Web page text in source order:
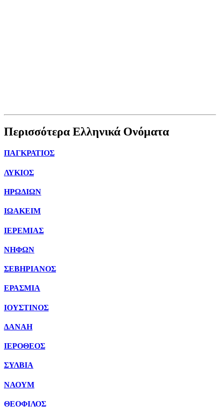
Περισσότερα Ελληνικά Ονόματα
ΠΑΓΚΡΑΤΙΟΣ
ΛΥΚΙΟΣ
ΗΡΩΔΙΩΝ
ΙΩΑΚΕΙΜ
ΙΕΡΕΜΙΑΣ
ΝΗΦΩΝ
ΣΕΒΗΡΙΑΝΟΣ
ΕΡΑΣΜΙΑ
ΙΟΥΣΤΙΝΟΣ
ΔΑΝΑΗ
ΙΕΡΟΘΕΟΣ
ΣΥΛΒΙΑ
ΝΑΟΥΜ
ΘΕΟΦΙΛΟΣ